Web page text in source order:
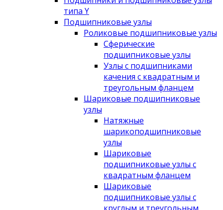
типа Y
Подшипниковые узлы
Роликовые подшипниковые узлы
Сферические
подшипниковые узлы
Узлы с подшипниками
качения с квадратным и
треугольным фланцем
Шариковые подшипниковые
узлы
Натяжные
шарикоподшипниковые
узлы
Шариковые
подшипниковые узлы с
квадратным фланцем
Шариковые
подшипниковые узлы с